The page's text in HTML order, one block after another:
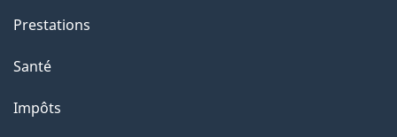
p
a
e
Prestations
Santé
Impôts